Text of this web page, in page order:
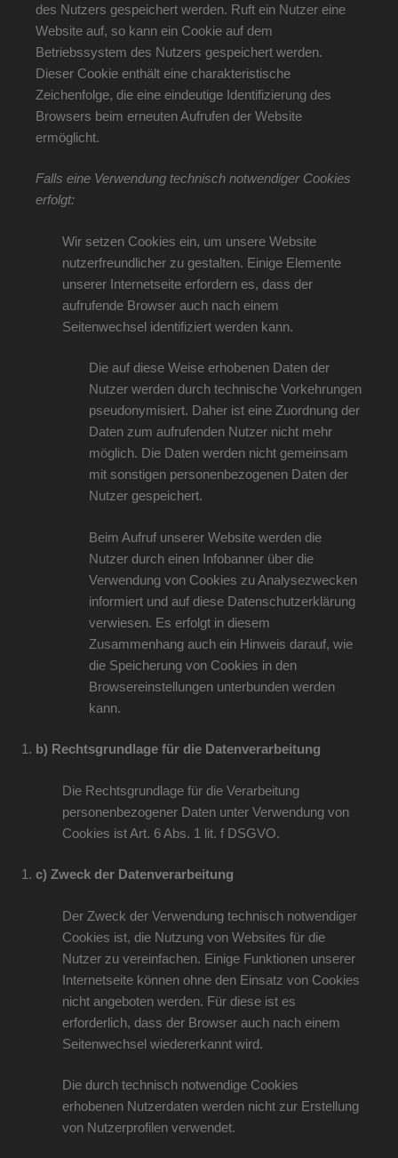
des Nutzers gespeichert werden. Ruft ein Nutzer eine
Website auf, so kann ein Cookie auf dem
Betriebssystem des Nutzers gespeichert werden.
Dieser Cookie enthält eine charakteristische
Zeichenfolge, die eine eindeutige Identifizierung des
Browsers beim erneuten Aufrufen der Website
ermöglicht.
Falls eine Verwendung technisch notwendiger Cookies
erfolgt:
Wir setzen Cookies ein, um unsere Website
nutzerfreundlicher zu gestalten. Einige Elemente
unserer Internetseite erfordern es, dass der
aufrufende Browser auch nach einem
Seitenwechsel identifiziert werden kann.
Die auf diese Weise erhobenen Daten der
Nutzer werden durch technische Vorkehrungen
pseudonymisiert. Daher ist eine Zuordnung der
Daten zum aufrufenden Nutzer nicht mehr
möglich. Die Daten werden nicht gemeinsam
mit sonstigen personenbezogenen Daten der
Nutzer gespeichert.
Beim Aufruf unserer Website werden die
Nutzer durch einen Infobanner über die
Verwendung von Cookies zu Analysezwecken
informiert und auf diese Datenschutzerklärung
verwiesen. Es erfolgt in diesem
Zusammenhang auch ein Hinweis darauf, wie
die Speicherung von Cookies in den
Browsereinstellungen unterbunden werden
kann.
b) Rechtsgrundlage für die Datenverarbeitung
Die Rechtsgrundlage für die Verarbeitung
personenbezogener Daten unter Verwendung von
Cookies ist Art. 6 Abs. 1 lit. f DSGVO.
c) Zweck der Datenverarbeitung
Der Zweck der Verwendung technisch notwendiger
Cookies ist, die Nutzung von Websites für die
Nutzer zu vereinfachen. Einige Funktionen unserer
Internetseite können ohne den Einsatz von Cookies
nicht angeboten werden. Für diese ist es
erforderlich, dass der Browser auch nach einem
Seitenwechsel wiedererkannt wird.
Die durch technisch notwendige Cookies
erhobenen Nutzerdaten werden nicht zur Erstellung
von Nutzerprofilen verwendet.